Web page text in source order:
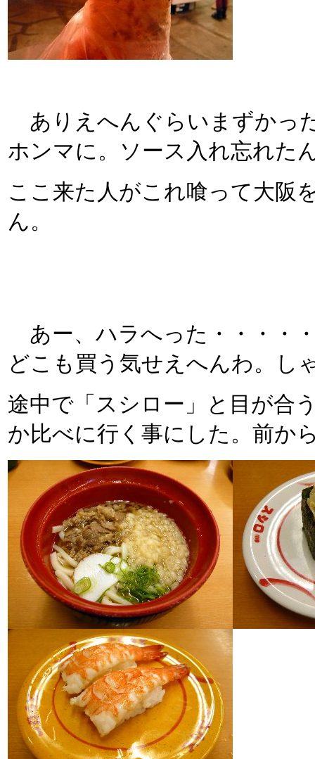
ありえへんぐらいまずかっ
ホンマに。ソース入れ忘れた
ここ来た人がこれ喰って大阪
ん。
あー、ハラへった・・・・
どこも買う気せえへんわ。し
途中で「スシロー」と目が合
か比べに行く事にした。前か